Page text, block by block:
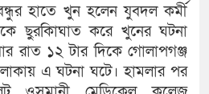
হাতে খুন হলেন যুবদল কর্মী
ছুরকিাঘাত করে খুনের ঘটনা
রাত ১২ টার দিকে গোলাপগঞ্জ
এ ঘটনা ঘটে। হামলার পর